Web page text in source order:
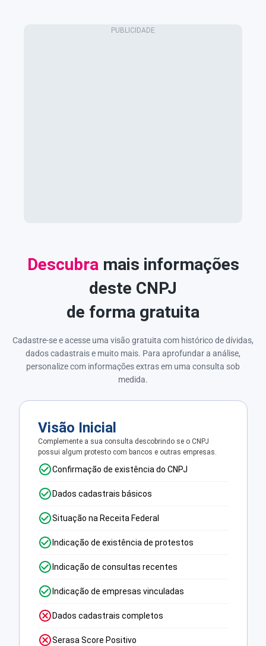
Descubra mais informações
deste CNPJ
de forma gratuita
Cadastre-se e acesse uma visão gratuita com histórico de dívidas,
dados cadastrais e muito mais. Para aprofundar a análise,
personalize com informações extras em uma consulta sob
medida.
Visão Inicial
Complemente a sua consulta descobrindo se o CNPJ
possui algum protesto com bancos e outras empresas.
Confirmação de existência do CNPJ
Dados cadastrais básicos
Situação na Receita Federal
Indicação de existência de protestos
Indicação de consultas recentes
Indicação de empresas vinculadas
Dados cadastrais completos
Serasa Score Positivo